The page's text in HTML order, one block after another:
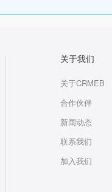
关于我们
关于CRMEB
合作伙伴
新闻动态
联系我们
加入我们